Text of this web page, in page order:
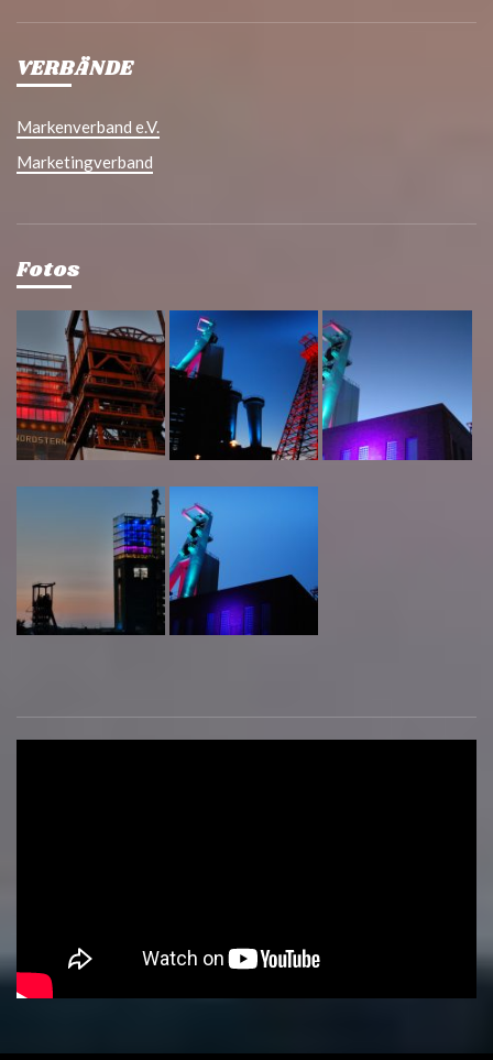
VERBÄNDE
Markenverband e.V.
Marketingverband
Fotos